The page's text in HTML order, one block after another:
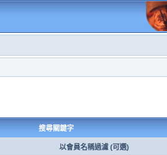
搜尋關鍵字
以會員名稱過濾 (可選)